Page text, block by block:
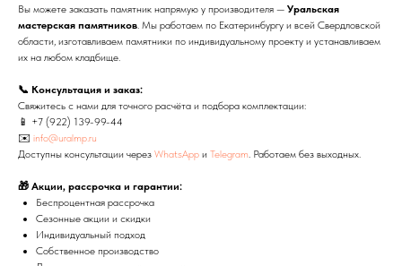
Вы можете заказать памятник напрямую у производителя — Уральская
мастерская памятников. Мы работаем по Екатеринбургу и всей Свердловской
области, изготавливаем памятники по индивидуальному проекту и устанавливаем
их на любом кладбище.
📞 Консультация и заказ:
Свяжитесь с нами для точного расчёта и подбора комплектации:
📱 +7 (922) 139-99-44
✉️ info@uralmp.ru
Доступны консультации через WhatsApp и Telegram. Работаем без выходных.
🎁 Акции, рассрочка и гарантии:
Беспроцентная рассрочка
Сезонные акции и скидки
Индивидуальный подход
Собственное производство